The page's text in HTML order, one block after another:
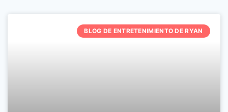
BLOG DE ENTRETENIMIENTO DE RYAN